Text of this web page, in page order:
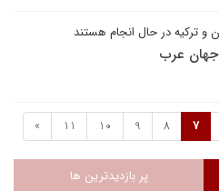
و ترکیه در حال انجام هستند
عرب
7
8
9
10
11
»
پر بازدیدترین ها